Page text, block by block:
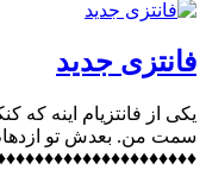
فانتزی جدید
یکی از فانتزیام اینه که
سمت من. بعدش تو